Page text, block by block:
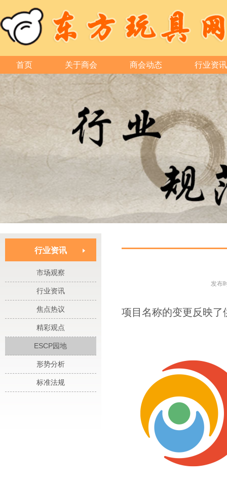
首页 关于商会 商会动态 行业资讯
行业资讯
市场观察
行业资讯
焦点热议
精彩观点
ESCP园地
形势分析
标准法规
发布
项目名称的变更反映